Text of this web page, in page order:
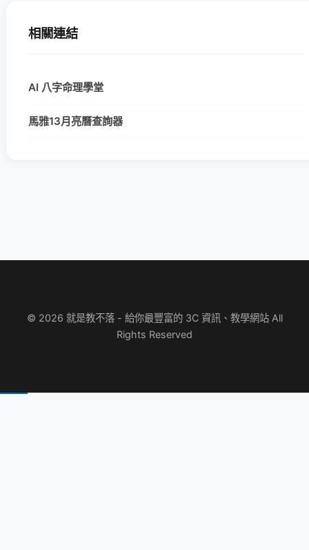
相關連結
AI 八字命理學堂
馬雅13月亮曆查詢器
© 2026 就是教不落 - 給你最豐富的 3C 資訊、教學網站 All
Rights Reserved